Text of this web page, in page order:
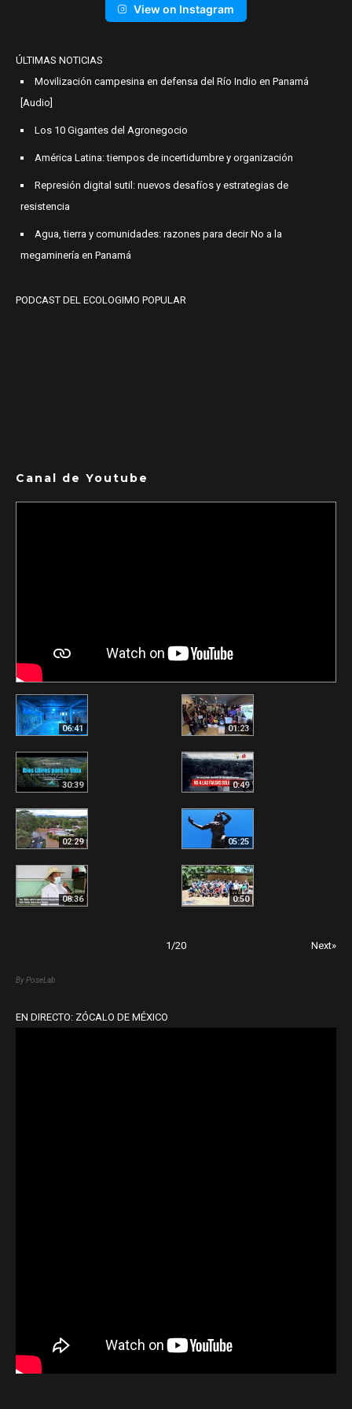
View on Instagram
ÚLTIMAS NOTICIAS
Movilización campesina en defensa del Río Indio en Panamá
[Audio]
Los 10 Gigantes del Agronegocio
América Latina: tiempos de incertidumbre y organización
Represión digital sutil: nuevos desafíos y estrategias de
resistencia
Agua, tierra y comunidades: razones para decir No a la
megaminería en Panamá
PODCAST DEL ECOLOGIMO POPULAR
Canal de Youtube
06:41 01:23
30:39 0:49
02:29 05:25
08:36 0:50
1 /20 Next»
By PoseLab
EN DIRECTO: ZÓCALO DE MÉXICO